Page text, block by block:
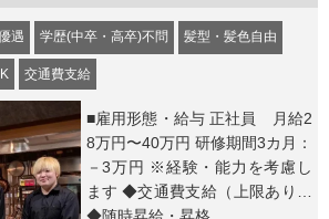
遇 学歴(中卒・高卒)不問 髪型・髪色自由
交通費支給
■雇用形態・給与 正社員 月給2
8万円〜40万円 研修期間3カ月：
－3万円 ※経験・能力を考慮し
ます ◆交通費支給（上限あり）